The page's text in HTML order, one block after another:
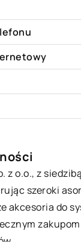
z o.o., z
szeroki
akcesoria do